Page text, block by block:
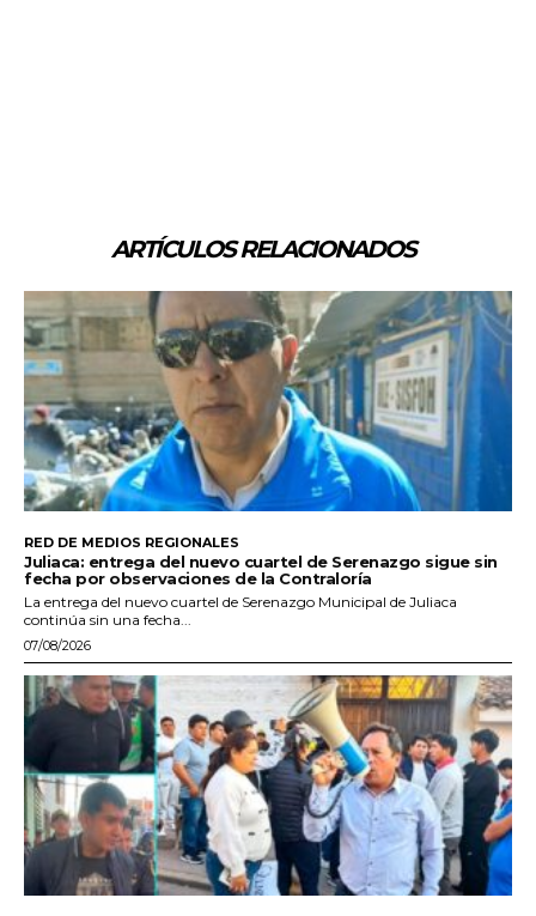
ARTÍCULOS RELACIONADOS
RED DE MEDIOS REGIONALES
Juliaca: entrega del nuevo cuartel de Serenazgo sigue sin
fecha por observaciones de la Contraloría
La entrega del nuevo cuartel de Serenazgo Municipal de Juliaca
continúa sin una fecha...
07/08/2026